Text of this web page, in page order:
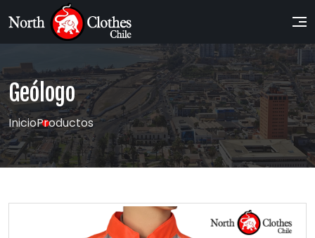
Geólogo
InicioProductos